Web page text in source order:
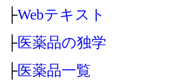
├Webテキスト
├医薬品の独学
├医薬品一覧